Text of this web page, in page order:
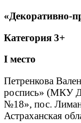
«Декоративно-
Категория 3+
I место
Петренкова
роспись» (МКУ
№18», пос.
Астраханская